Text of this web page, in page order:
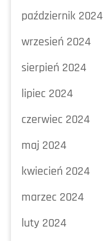
październik 2024
wrzesień 2024
sierpień 2024
lipiec 2024
czerwiec 2024
maj 2024
kwiecień 2024
marzec 2024
luty 2024